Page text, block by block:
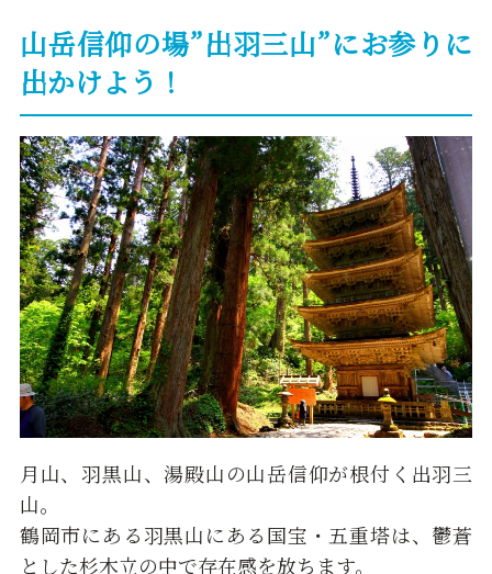
山岳信仰の場”出羽三山”にお参りに
出かけよう！
月山、羽黒山、湯殿山の山岳信仰が根付く出羽三
山。
鶴岡市にある羽黒山にある国宝・五重塔は、鬱蒼
とした杉木立の中で存在感を放ちます。